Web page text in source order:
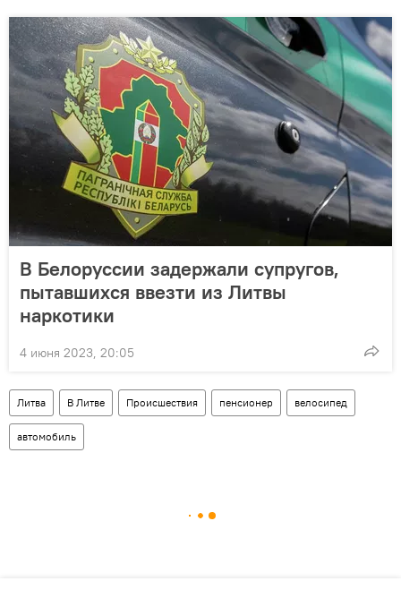
В Белоруссии задержали супругов,
пытавшихся ввезти из Литвы
наркотики
4 июня 2023, 20:05
Литва В Литве Происшествия пенсионер велосипед
автомобиль